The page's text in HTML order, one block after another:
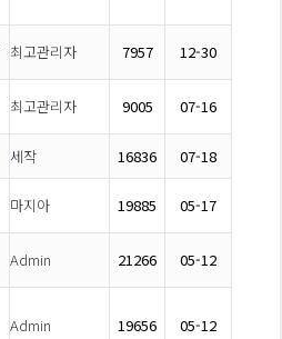
최고관리자 7957 12-30
최고관리자 9005 07-16
세작 16836 07-18
마지아 19885 05-17
Admin 21266 05-12
Admin 19656 05-12